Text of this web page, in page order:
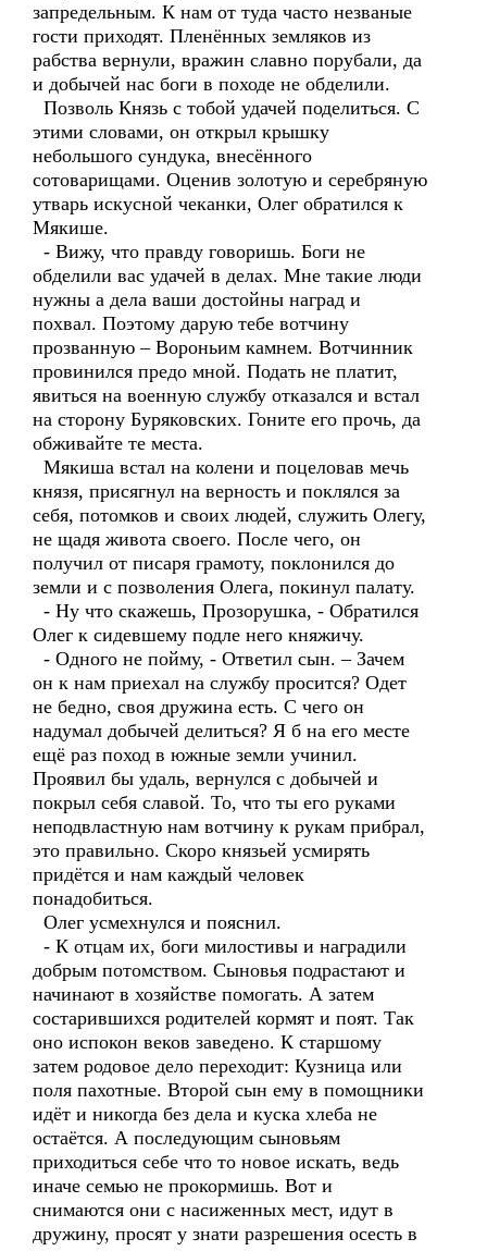
запредельным. К нам от туда часто незваные
гости приходят. Пленённых земляков из
рабства вернули, вражин славно порубали, да
и добычей нас боги в походе не обделили.
Позволь Князь с тобой удачей поделиться. С
этими словами, он открыл крышку
небольшого сундука, внесённого
сотоварищами. Оценив золотую и серебряную
утварь искусной чеканки, Олег обратился к
Мякише.
- Вижу, что правду говоришь. Боги не
обделили вас удачей в делах. Мне такие люди
нужны а дела ваши достойны наград и
похвал. Поэтому дарую тебе вотчину
прозванную – Вороньим камнем. Вотчинник
провинился предо мной. Подать не платит,
явиться на военную службу отказался и встал
на сторону Буряковских. Гоните его прочь, да
обживайте те места.
Мякиша встал на колени и поцеловав мечь
князя, присягнул на верность и поклялся за
себя, потомков и своих людей, служить Олегу,
не щадя живота своего. После чего, он
получил от писаря грамоту, поклонился до
земли и с позволения Олега, покинул палату.
- Ну что скажешь, Прозорушка, - Обратился
Олег к сидевшему подле него княжичу.
- Одного не пойму, - Ответил сын. – Зачем
он к нам приехал на службу просится? Одет
не бедно, своя дружина есть. С чего он
надумал добычей делиться? Я б на его месте
ещё раз поход в южные земли учинил.
Проявил бы удаль, вернулся с добычей и
покрыл себя славой. То, что ты его руками
неподвластную нам вотчину к рукам прибрал,
это правильно. Скоро князьей усмирять
придётся и нам каждый человек
понадобиться.
Олег усмехнулся и пояснил.
- К отцам их, боги милостивы и наградили
добрым потомством. Сыновья подрастают и
начинают в хозяйстве помогать. А затем
состарившихся родителей кормят и поят. Так
оно испокон веков заведено. К старшому
затем родовое дело переходит: Кузница или
поля пахотные. Второй сын ему в помощники
идёт и никогда без дела и куска хлеба не
остаётся. А последующим сыновьям
приходиться себе что то новое искать, ведь
иначе семью не прокормишь. Вот и
снимаются они с насиженных мест, идут в
дружину, просят у знати разрешения осесть в